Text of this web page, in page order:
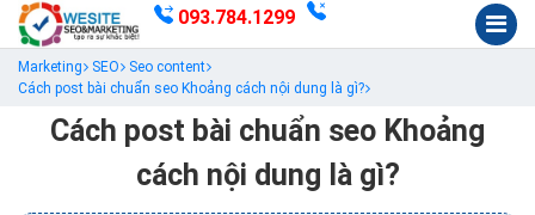
093.784.1299
Marketing SEO
Seo content
Cách post bài chuẩn seo Khoảng cách nội dung là gì?
Cách post bài chuẩn seo Khoảng
cách nội dung là gì?